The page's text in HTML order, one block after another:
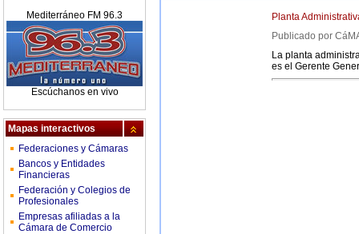
Mediterráneo FM 96.3
Escúchanos en vivo
Mapas interactivos
Federaciones y Cámaras
Bancos y Entidades
Financieras
Federación y Colegios de
Profesionales
Empresas afiliadas a la
Cámara de Comercio
Planta
Publicado por
La planta
es el Gerente